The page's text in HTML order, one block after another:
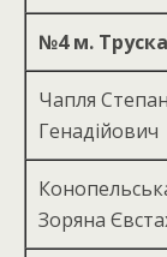
№4м.
Чапля Степан
Генадійович
Зоряна